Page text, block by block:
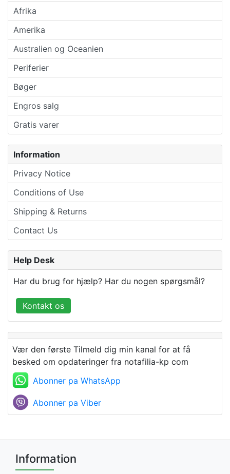
Afrika
Amerika
Australien og Oceanien
Periferier
Bøger
Engros salg
Gratis varer
Information
Privacy Notice
Conditions of Use
Shipping & Returns
Contact Us
Help Desk
Har du brug for hjælp? Har du nogen spørgsmål?
Kontakt os
Vær den første Tilmeld dig min kanal for at få
besked om opdateringer fra notafilia-kp com
Abonner pa WhatsApp
Abonner pa Viber
Information